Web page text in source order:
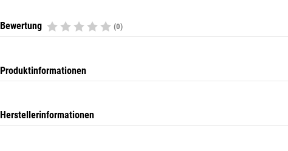
Bewertung (0)
Produktinformationen
Herstellerinformationen